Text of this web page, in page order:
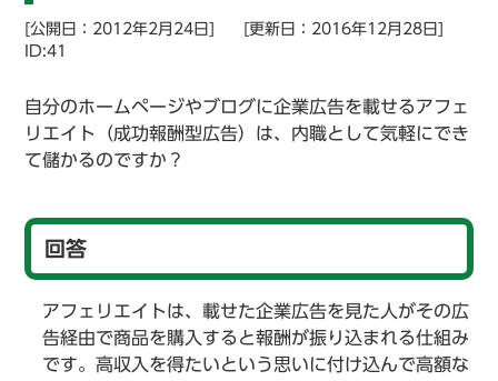
[公開日：2012年2月24日]
[更新日：2016年12月28日]
ID:41
自分のホームページやブログに企業広告を載せるアフェ
リエイト（成功報酬型広告）は、内職として気軽にでき
て儲かるのですか？
回答
アフェリエイトは、載せた企業広告を見た人がその広
告経由で商品を購入すると報酬が振り込まれる仕組み
です。高収入を得たいという思いに付け込んで高額な